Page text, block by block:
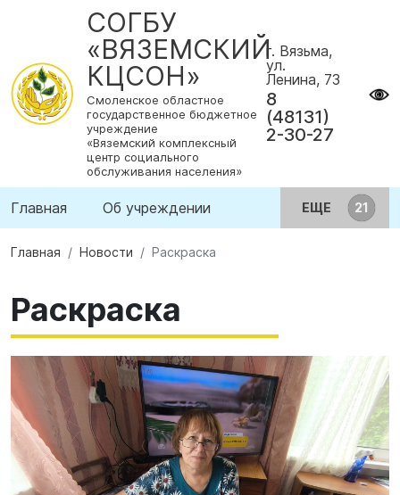
СОГБУ
«ВЯЗЕМСКИЙ
КЦСОН»
Смоленское областное
государственное бюджетное
учреждение
«Вяземский комплексный
центр социального
обслуживания населения»
г. Вязьма,
ул.
Ленина, 73
8
(48131)
2-30-27
Главная Об учреждении ЕЩЕ
Главная Новости Раскраска
Раскраска